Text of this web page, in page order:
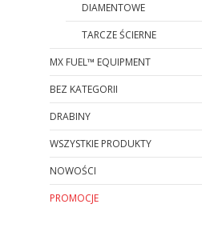
DIAMENTOWE
TARCZE ŚCIERNE
MX FUEL™ EQUIPMENT
BEZ KATEGORII
DRABINY
WSZYSTKIE PRODUKTY
NOWOŚCI
PROMOCJE